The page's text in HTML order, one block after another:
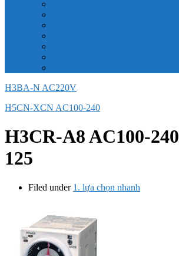
H3BA-N AC220V
H5CN-XCN AC100-240
H3CR-A8 AC100-
125
Filed under 1. lựa chọn nhanh